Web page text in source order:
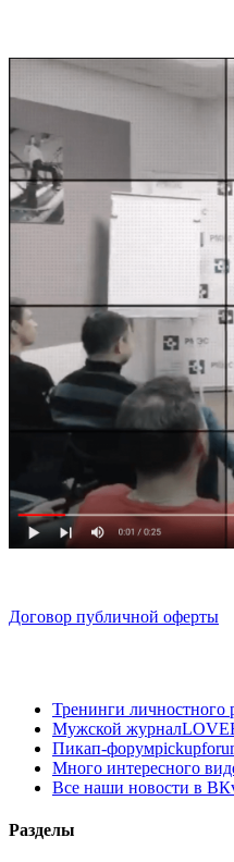
Договор публичной оферты
Тренинги личностного
Мужской журнал
Пикап-форум
Много интересного
Все наши новости в ВК
Разделы